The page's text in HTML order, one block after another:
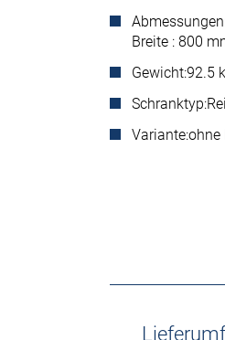
Breite : 800
Gewicht:92.5
Schranktyp:
Variante:ohne